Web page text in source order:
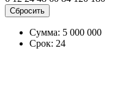
Сбросить
Сумма: 5 000 000
Срок: 24